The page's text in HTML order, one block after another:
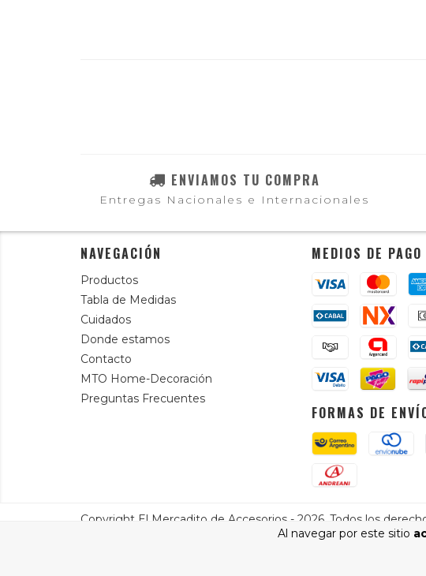
Al navegar por este sitio
ENVIAMOS TU COMPRA
Entregas Nacionales e Internacionales
NAVEGACIÓN
Productos
Tabla de Medidas
Cuidados
Donde estamos
Contacto
MTO Home-Decoración
Preguntas Frecuentes
MEDIOS DE PAGO
FORMAS DE
Copyright El Mercadito de Accesorios - 2026. Todos los
Defensa de las y los consumidores. Para reclamos ingresá acá. / Botón